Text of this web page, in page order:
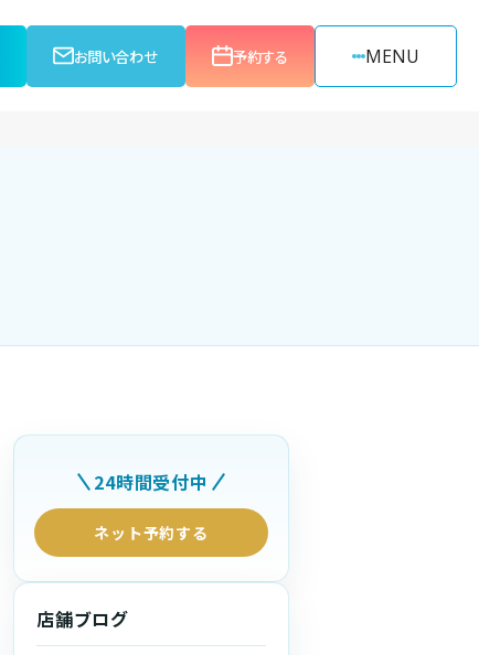
お問い合わせ 予約する MENU
24時間受付中
ネット予約する
店舗ブログ